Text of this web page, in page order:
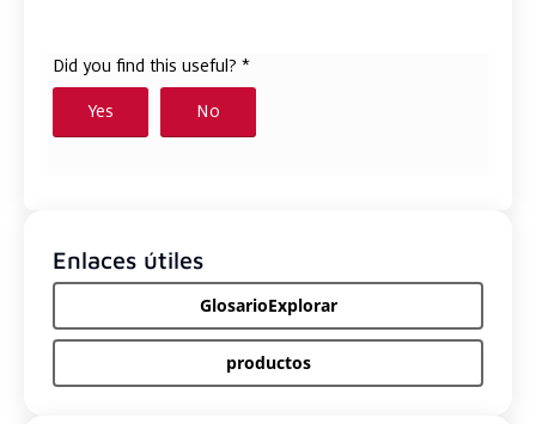
Enlaces útiles
GlosarioExplorar
productos